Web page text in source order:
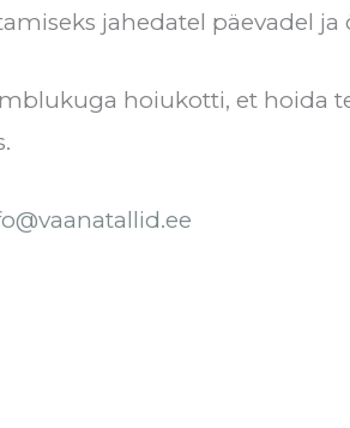
jahedatel päevadel ja
hoiukotti, et hoida